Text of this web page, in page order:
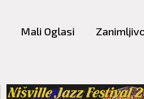
Mali Oglasi